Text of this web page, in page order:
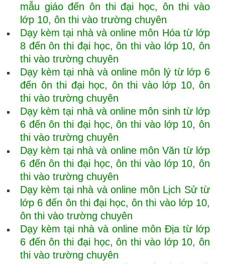
mẫu giáo đến ôn thi đại học, ôn thi vào
lớp 10, ôn thi vào trường chuyên
Dạy kèm tại nhà và online môn Hóa từ lớp
8 đến ôn thi đại học, ôn thi vào lớp 10, ôn
thi vào trường chuyên
Dạy kèm tại nhà và online môn lý từ lớp 6
đến ôn thi đại học, ôn thi vào lớp 10, ôn
thi vào trường chuyên
Dạy kèm tại nhà và online môn sinh từ lớp
6 đến ôn thi đại học, ôn thi vào lớp 10, ôn
thi vào trường chuyên
Dạy kèm tại nhà và online môn Văn từ lớp
6 đến ôn thi đại học, ôn thi vào lớp 10, ôn
thi vào trường chuyên
Dạy kèm tại nhà và online môn Lịch Sử từ
lớp 6 đến ôn thi đại học, ôn thi vào lớp 10,
ôn thi vào trường chuyên
Dạy kèm tại nhà và online môn Địa từ lớp
6 đến ôn thi đại học, ôn thi vào lớp 10, ôn
thi vào trường chuyên